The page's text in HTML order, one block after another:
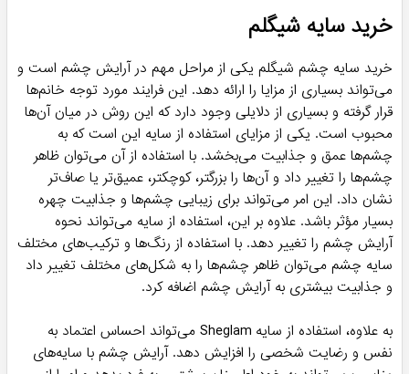
خرید سایه شیگلم
خرید سایه چشم شیگلم یکی از مراحل مهم در آرایش چشم است و
می‌تواند بسیاری از مزایا را ارائه دهد. این فرایند مورد توجه خانم‌ها
قرار گرفته و بسیاری از دلایلی وجود دارد که این روش در میان آن‌ها
محبوب است. یکی از مزایای استفاده از سایه این است که به
چشم‌ها عمق و جذابیت می‌بخشد. با استفاده از آن می‌توان ظاهر
چشم‌ها را تغییر داد و آن‌ها را بزرگتر، کوچکتر، عمیق‌تر یا صاف‌تر
نشان داد. این امر می‌تواند برای زیبایی چشم‌ها و جذابیت چهره
بسیار مؤثر باشد. علاوه بر این، استفاده از سایه می‌تواند نحوه
آرایش چشم را تغییر دهد. با استفاده از رنگ‌ها و ترکیب‌های مختلف
سایه چشم می‌توان ظاهر چشم‌ها را به شکل‌های مختلف تغییر داد
و جذابیت بیشتری به آرایش چشم اضافه کرد.
به علاوه، استفاده از سایه Sheglam می‌تواند احساس اعتماد به
نفس و رضایت شخصی را افزایش دهد. آرایش چشم با سایه‌های